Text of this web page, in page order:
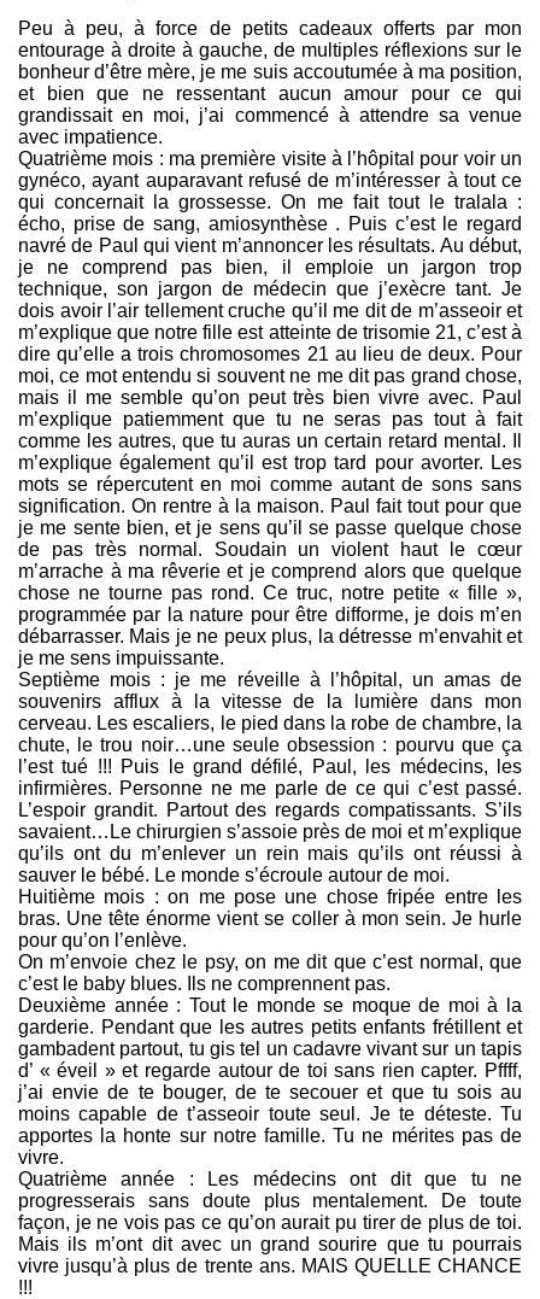
Peu à peu, à force de petits cadeaux offerts par mon
entourage à droite à gauche, de multiples réflexions sur le
bonheur d’être mère, je me suis accoutumée à ma position,
et bien que ne ressentant aucun amour pour ce qui
grandissait en moi, j’ai commencé à attendre sa venue
avec impatience.
Quatrième mois : ma première visite à l’hôpital pour voir un
gynéco, ayant auparavant refusé de m’intéresser à tout ce
qui concernait la grossesse. On me fait tout le tralala :
écho, prise de sang, amiosynthèse . Puis c’est le regard
navré de Paul qui vient m’annoncer les résultats. Au début,
je ne comprend pas bien, il emploie un jargon trop
technique, son jargon de médecin que j’exècre tant. Je
dois avoir l’air tellement cruche qu’il me dit de m’asseoir et
m’explique que notre fille est atteinte de trisomie 21, c’est à
dire qu’elle a trois chromosomes 21 au lieu de deux. Pour
moi, ce mot entendu si souvent ne me dit pas grand chose,
mais il me semble qu’on peut très bien vivre avec. Paul
m’explique patiemment que tu ne seras pas tout à fait
comme les autres, que tu auras un certain retard mental. Il
m’explique également qu’il est trop tard pour avorter. Les
mots se répercutent en moi comme autant de sons sans
signification. On rentre à la maison. Paul fait tout pour que
je me sente bien, et je sens qu’il se passe quelque chose
de pas très normal. Soudain un violent haut le cœur
m’arrache à ma rêverie et je comprend alors que quelque
chose ne tourne pas rond. Ce truc, notre petite « fille »,
programmée par la nature pour être difforme, je dois m’en
débarrasser. Mais je ne peux plus, la détresse m’envahit et
je me sens impuissante.
Septième mois : je me réveille à l’hôpital, un amas de
souvenirs afflux à la vitesse de la lumière dans mon
cerveau. Les escaliers, le pied dans la robe de chambre, la
chute, le trou noir…une seule obsession : pourvu que ça
l’est tué !!! Puis le grand défilé, Paul, les médecins, les
infirmières. Personne ne me parle de ce qui c’est passé.
L’espoir grandit. Partout des regards compatissants. S’ils
savaient…Le chirurgien s’assoie près de moi et m’explique
qu’ils ont du m’enlever un rein mais qu’ils ont réussi à
sauver le bébé. Le monde s’écroule autour de moi.
Huitième mois : on me pose une chose fripée entre les
bras. Une tête énorme vient se coller à mon sein. Je hurle
pour qu’on l’enlève.
On m’envoie chez le psy, on me dit que c’est normal, que
c’est le baby blues. Ils ne comprennent pas.
Deuxième année : Tout le monde se moque de moi à la
garderie. Pendant que les autres petits enfants frétillent et
gambadent partout, tu gis tel un cadavre vivant sur un tapis
d’ « éveil » et regarde autour de toi sans rien capter. Pffff,
j’ai envie de te bouger, de te secouer et que tu sois au
moins capable de t’asseoir toute seul. Je te déteste. Tu
apportes la honte sur notre famille. Tu ne mérites pas de
vivre.
Quatrième année : Les médecins ont dit que tu ne
progresserais sans doute plus mentalement. De toute
façon, je ne vois pas ce qu’on aurait pu tirer de plus de toi.
Mais ils m’ont dit avec un grand sourire que tu pourrais
vivre jusqu’à plus de trente ans. MAIS QUELLE CHANCE
!!!